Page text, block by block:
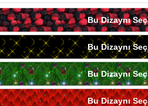
Bu Dizaynı Seç
Bu Dizaynı Seç
Bu Dizaynı Seç
Bu Dizaynı Seç